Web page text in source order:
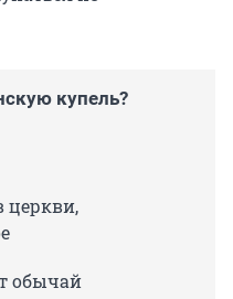
купель?
церкви,
обычай